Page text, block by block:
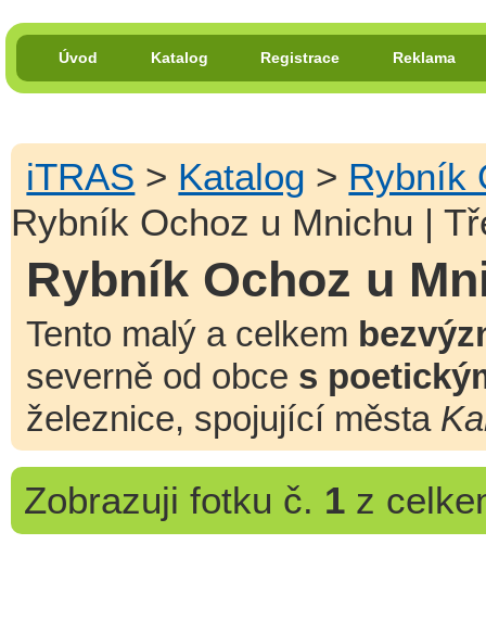
Úvod Katalog Registrace Reklama
iTRAS > Katalog > Rybník
Rybník Ochoz u Mnichu |
Rybník Ochoz u
Tento malý a celkem
severně od obce s
železnice, spojující města
Zobrazuji fotku č. 1z